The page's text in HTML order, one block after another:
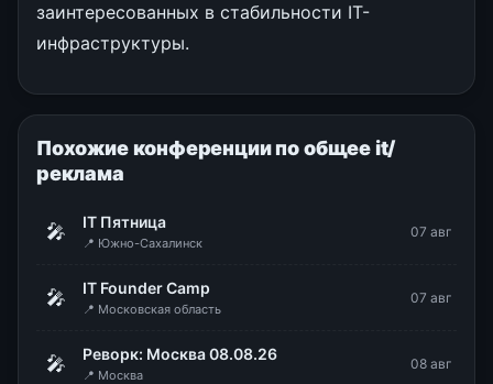
заинтересованных в стабильности IT-
инфраструктуры.
Похожие конференции по общее it/
реклама
🎤 IT Пятница
📍 Южно-Сахалинск
07 авг
🎤 IT Founder Camp
📍 Московская область
07 авг
🎤 Реворк: Москва 08.08.26
📍 Москва
08 авг